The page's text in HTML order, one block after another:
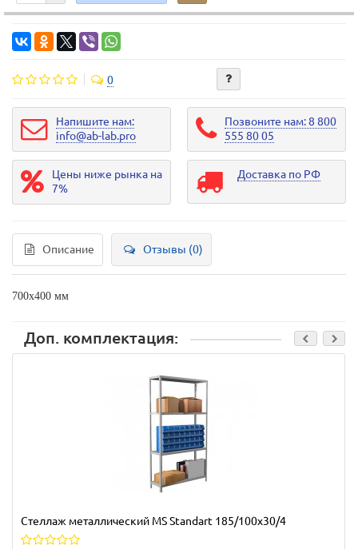
0
Напишите нам:
info@ab-lab.pro
Позвоните нам: 8 800
555 80 05
Цены ниже рынка на
7%
Доставка по РФ
Описание Отзывы (0)
700х400 мм
Доп. комплектация:
Стеллаж металлический MS Standart 185/100x30/4